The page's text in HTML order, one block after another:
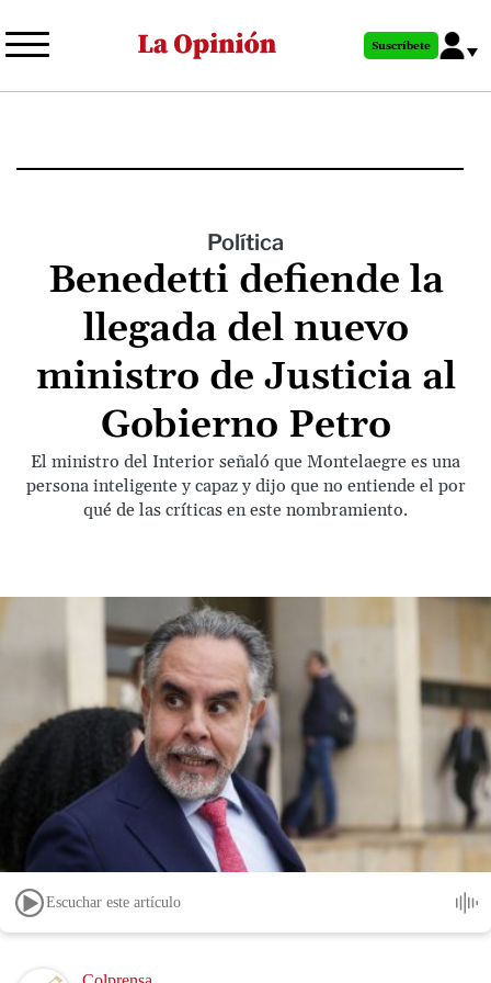
al
principal
Suscríbete
Política
Benedetti defiende la
llegada del nuevo
ministro de Justicia al
Gobierno Petro
El ministro del Interior señaló que Montelaegre es una
persona inteligente y capaz y dijo que no entiende el por
qué de las críticas en este nombramiento.
Escuchar este artículo